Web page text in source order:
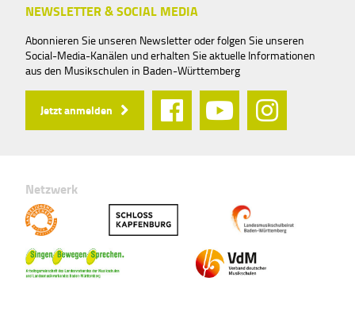
NEWSLETTER & SOCIAL MEDIA
Abonnieren Sie unseren Newsletter oder folgen Sie unseren
Social-Media-Kanälen und erhalten Sie aktuelle Informationen
aus den Musikschulen in Baden-Württemberg
Jetzt anmelden
Netzwerk